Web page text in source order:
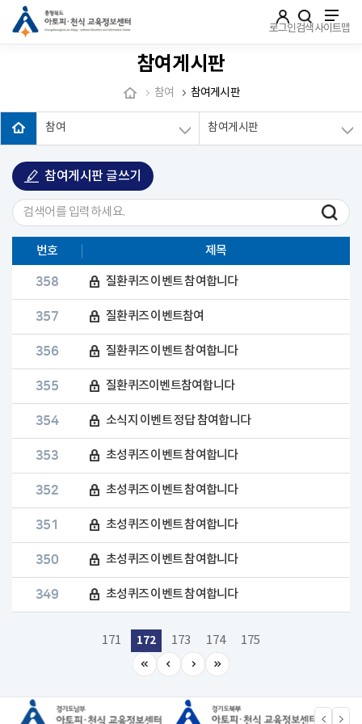
로그인검색사이트맵
참여게시판
참여 참여게시판
참여 참여게시판
참여게시판 글쓰기
번호 제목
358 질환퀴즈 이벤트 참여합니다
357 질환퀴즈 이벤트참여
356 질환퀴즈 이벤트 참여합니다
355 질환퀴즈이벤트참여합니다
354 소식지 이벤트 정답 참여합니다
353 초성퀴즈 이벤트 참여합니다
352 초성퀴즈 이벤트 참여합니다
351 초성퀴즈 이벤트 참여합니다
350 초성퀴즈 이벤트 참여합니다
349 초성퀴즈 이벤트 참여합니다
171 172 173 174 175